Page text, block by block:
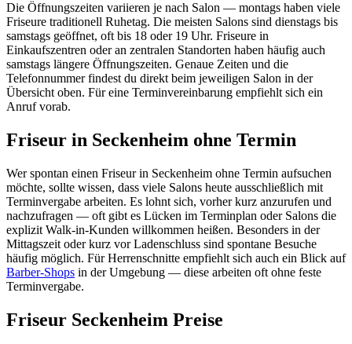
Die Öffnungszeiten variieren je nach Salon — montags haben viele
Friseure traditionell Ruhetag. Die meisten Salons sind dienstags bis
samstags geöffnet, oft bis 18 oder 19 Uhr. Friseure in
Einkaufszentren oder an zentralen Standorten haben häufig auch
samstags längere Öffnungszeiten. Genaue Zeiten und die
Telefonnummer findest du direkt beim jeweiligen Salon in der
Übersicht oben. Für eine Terminvereinbarung empfiehlt sich ein
Anruf vorab.
Friseur in Seckenheim ohne Termin
Wer spontan einen Friseur in Seckenheim ohne Termin aufsuchen
möchte, sollte wissen, dass viele Salons heute ausschließlich mit
Terminvergabe arbeiten. Es lohnt sich, vorher kurz anzurufen und
nachzufragen — oft gibt es Lücken im Terminplan oder Salons die
explizit Walk-in-Kunden willkommen heißen. Besonders in der
Mittagszeit oder kurz vor Ladenschluss sind spontane Besuche
häufig möglich. Für Herrenschnitte empfiehlt sich auch ein Blick auf
Barber-Shops in der Umgebung — diese arbeiten oft ohne feste
Terminvergabe.
Friseur Seckenheim Preise